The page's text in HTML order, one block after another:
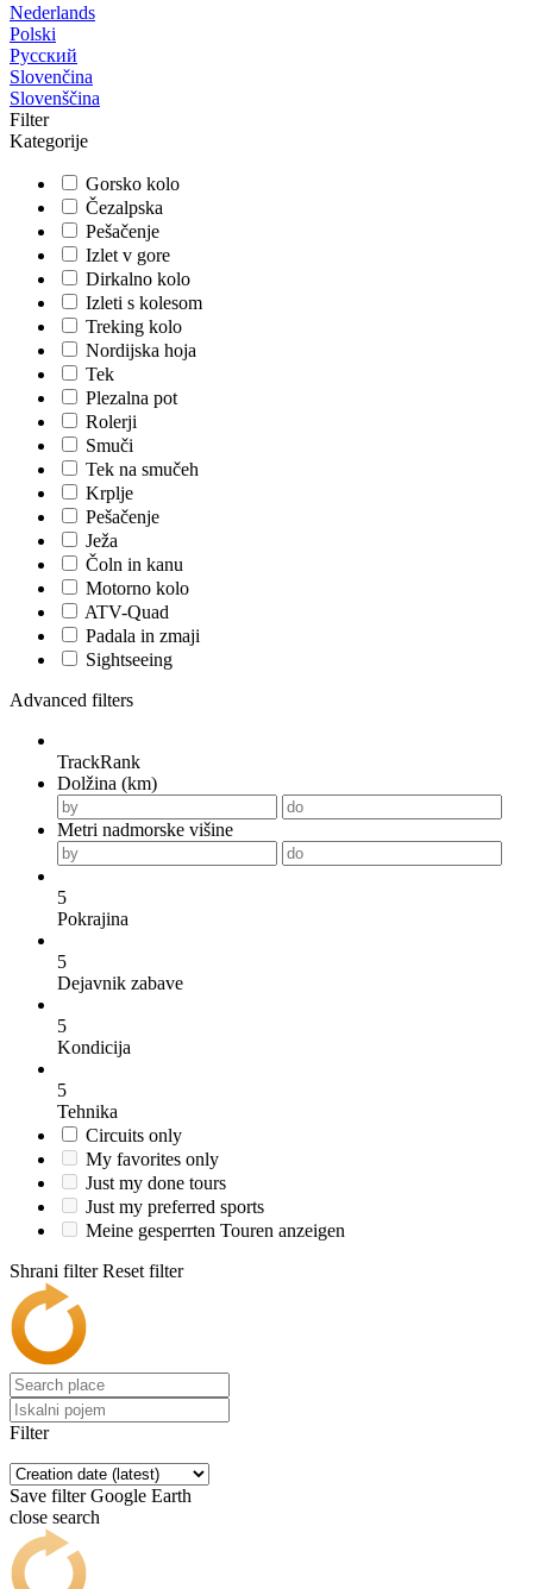
Nederlands
Polski
Русский
Slovenčina
Slovenščina
Filter
Kategorije
Gorsko kolo
Čezalpska
Pešačenje
Izlet v gore
Dirkalno kolo
Izleti s kolesom
Treking kolo
Nordijska hoja
Tek
Plezalna pot
Rolerji
Smuči
Tek na smučeh
Krplje
Pešačenje
Ježa
Čoln in kanu
Motorno kolo
ATV-Quad
Padala in zmaji
Sightseeing
Advanced filters
TrackRank
Dolžina (km)
Metri nadmorske višine
5
Pokrajina
5
Dejavnik zabave
5
Kondicija
5
Tehnika
Circuits only
My favorites only
Just my done tours
Just my preferred sports
Meine gesperrten Touren anzeigen
Shrani filter Reset filter
Filter
Save filter Google Earth
close search